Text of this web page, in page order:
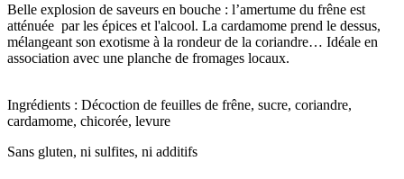
Belle explosion de saveurs en bouche : l’amertume du frêne est
atténuée par les épices et l'alcool. La cardamome prend le dessus,
mélangeant son exotisme à la rondeur de la coriandre… Idéale en
association avec une planche de fromages locaux.
Ingrédients : Décoction de feuilles de frêne, sucre, coriandre,
cardamome, chicorée, levure
Sans gluten, ni sulfites, ni additifs